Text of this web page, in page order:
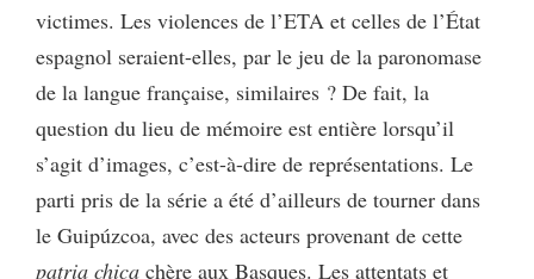
victimes. Les violences de l’ETA et celles de l’État
espagnol seraient-elles, par le jeu de la paronomase
de la langue française, similaires ? De fait, la
question du lieu de mémoire est entière lorsqu’il
s’agit d’images, c’est-à-dire de représentations. Le
parti pris de la série a été d’ailleurs de tourner dans
le Guipúzcoa, avec des acteurs provenant de cette
patria chica chère aux Basques. Les attentats et